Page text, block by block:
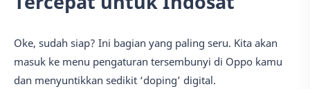
Oke, sudah siap? Ini bagian yang paling seru. Kita akan
masuk ke menu pengaturan tersembunyi di Oppo kamu
dan menyuntikkan sedikit ‘doping’ digital.